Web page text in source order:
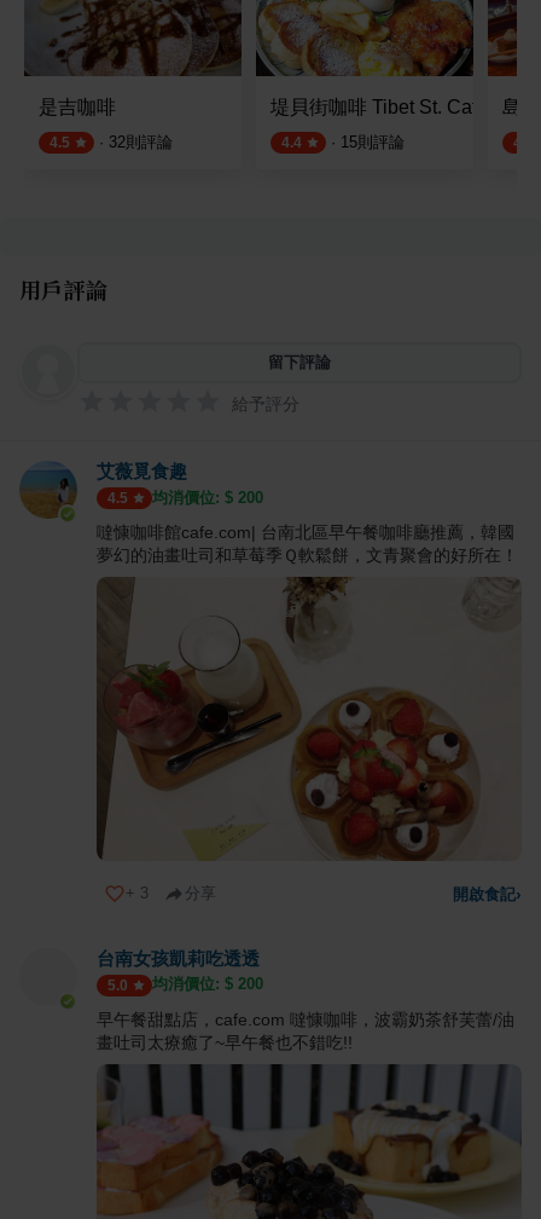
是吉咖啡
4.5 · 32則評論
堤貝街咖啡 Tibet St. Cafe &
4.4 · 15則評論
島
4.5
用戶評論
留下評論
給予評分
艾薇覓食趣
4.5 均消價位: $ 200
噠慷咖啡館cafe.com| 台南北區早午餐咖啡廳推薦，韓國
夢幻的油畫吐司和草莓季Ｑ軟鬆餅，文青聚會的好所在！
+ 3 分享 開啟食記›
台南女孩凱莉吃透透
5.0 均消價位: $ 200
早午餐甜點店，cafe.com 噠慷咖啡，波霸奶茶舒芙蕾/油
畫吐司太療癒了~早午餐也不錯吃!!